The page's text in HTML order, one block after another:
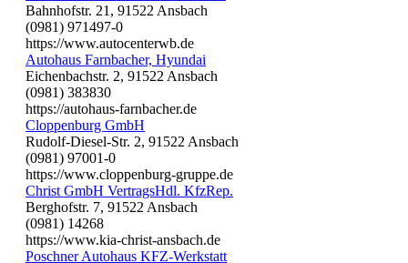
Bahnhofstr. 21, 91522 Ansbach
(0981) 971497-0
https://www.autocenterwb.de
Autohaus Farnbacher, Hyundai
Eichenbachstr. 2, 91522 Ansbach
(0981) 383830
https://autohaus-farnbacher.de
Cloppenburg GmbH
Rudolf-Diesel-Str. 2, 91522 Ansbach
(0981) 97001-0
https://www.cloppenburg-gruppe.de
Christ GmbH VertragsHdl. KfzRep.
Berghofstr. 7, 91522 Ansbach
(0981) 14268
https://www.kia-christ-ansbach.de
Poschner Autohaus KFZ-Werkstatt